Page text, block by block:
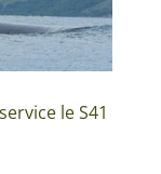
le S41